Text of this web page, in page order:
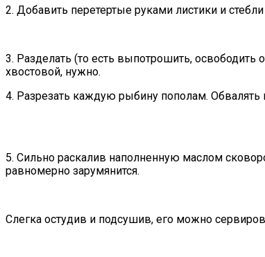
2. Добавить перетертые руками листики и
3. Разделать (то есть выпотрошить,
хвостовой, нужно.
4. Разрезать каждую рыбину пополам.
5. Сильно раскалив наполненную маслом
равномерно зарумянится.
Слегка остудив и подсушив, его можно